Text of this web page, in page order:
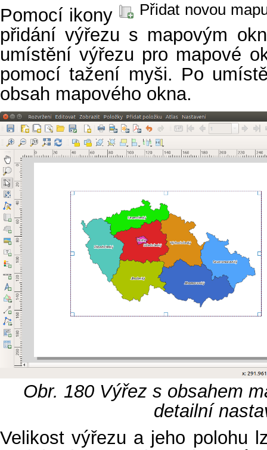
Pomocí ikony Přidat novou
přidání výřezu s mapovým
umístění výřezu pro mapové
pomocí tažení myši. Po
obsah mapového okna.
Obr. 180 Výřez s obsahem
detailní
Velikost výřezu a jeho polohu